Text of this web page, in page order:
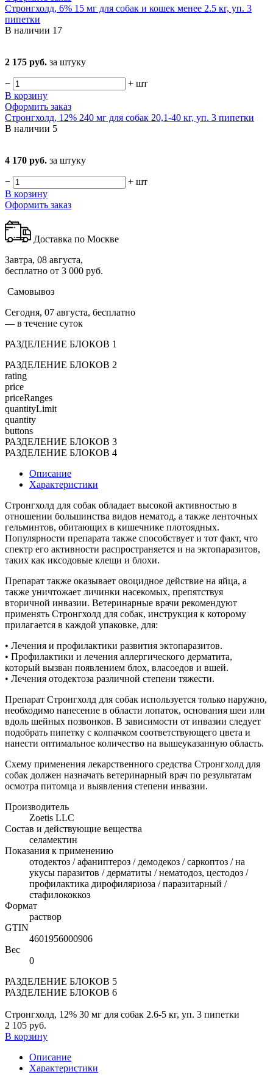
Стронгхолд, 6% 15 мг для собак и кошек менее 2.5 кг, уп. 3
пипетки
В наличии 17
2 175 руб. за штуку
− + шт
В корзину
Оформить заказ
Стронгхолд, 12% 240 мг для собак 20,1-40 кг, уп. 3 пипетки
В наличии 5
4 170 руб. за штуку
− + шт
В корзину
Оформить заказ
Доставка по Москве
Завтра, 08 августа,
бесплатно от 3 000 руб.
Самовывоз
Сегодня, 07 августа, бесплатно
— в течение суток
РАЗДЕЛЕНИЕ БЛОКОВ 1
РАЗДЕЛЕНИЕ БЛОКОВ 2
rating
price
priceRanges
quantityLimit
quantity
buttons
РАЗДЕЛЕНИЕ БЛОКОВ 3
РАЗДЕЛЕНИЕ БЛОКОВ 4
Описание
Характеристики
Стронгхолд для собак обладает высокой активностью в
отношении большинства видов нематод, а также ленточных
гельминтов, обитающих в кишечнике плотоядных.
Популярности препарата также способствует и тот факт, что
спектр его активности распространяется и на эктопаразитов,
таких как иксодовые клещи и блохи.
Препарат также оказывает овоцидное действие на яйца, а
также уничтожает личинки насекомых, препятствуя
вторичной инвазии. Ветеринарные врачи рекомендуют
применять Стронгхолд для собак, инструкция к которому
прилагается в каждой упаковке, для:
• Лечения и профилактики развития эктопаразитов.
• Профилактики и лечения аллергического дерматита,
который вызван появлением блох, власоедов и вшей.
• Лечения отодектоза различной степени тяжести.
Препарат Стронгхолд для собак используется только наружно,
необходимо нанесение в области лопаток, основания шеи или
вдоль шейных позвонков. В зависимости от инвазии следует
подобрать пипетку с колпачком соответствующего цвета и
нанести оптимальное количество на вышеуказанную область.
Схему применения лекарственного средства Стронгхолд для
собак должен назначать ветеринарный врач по результатам
осмотра питомца и выявления степени инвазии.
Производитель
Zoetis LLC
Состав и действующие вещества
селамектин
Показания к применению
отодектоз / афаниптероз / демодекоз / саркоптоз / на
укусы паразитов / дерматиты / нематодоз, цестодоз /
профилактика дирофиляриоза / паразитарный /
стафилококкоз
Формат
раствор
GTIN
4601956000906
Вес
0
РАЗДЕЛЕНИЕ БЛОКОВ 5
РАЗДЕЛЕНИЕ БЛОКОВ 6
Стронгхолд, 12% 30 мг для собак 2.6-5 кг, уп. 3 пипетки
2 105 руб.
В корзину
Описание
Характеристики